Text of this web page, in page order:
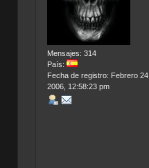
Mensajes: 314
País:
Fecha de registro: Febrero 24,
2006, 12:58:23 pm